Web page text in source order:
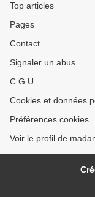
Top articles
Pages
Contact
Signaler un abus
C.G.U.
Cookies et données
Préférences cookies
Voir le profil de